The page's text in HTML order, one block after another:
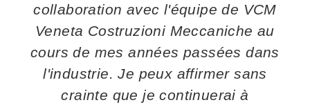
collaboration avec l'équipe de VCM
Veneta Costruzioni Meccaniche au
cours de mes années passées dans
l'industrie. Je peux affirmer sans
crainte que je continuerai à